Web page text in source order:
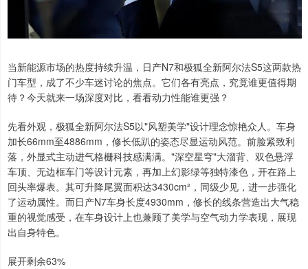
当新能源市场的热度持续升温，日产N7和极狐全新阿尔法S5这两款热
门车型，成了不少车迷讨论的焦点。它们各有亮点，究竟谁更值得期
待？今天就来一场深度对比，看看动力性能谁更强？
先看外观，极狐全新阿尔法S5以"风塑美学"设计理念惊艳众人。车身
加长66mm至4886mm，修长低趴的姿态尽显运动风范。前脸紧致利
落，外显式主动进气格栅科技感满满。"深空星穹"大溜背、双色悬浮
车顶、无边框车门等设计元素，再加上幻影绿等独特漆色，开在路上
回头率爆表。其可升降尾翼面积达3430cm²，同级少见，进一步强化
了运动属性。而日产N7车身长度4930mm，修长的线条营造出大气稳
重的视觉感受，在车身设计上也兼顾了美学与空气动力学表现，展现
出自身特色。
展开剩余63%